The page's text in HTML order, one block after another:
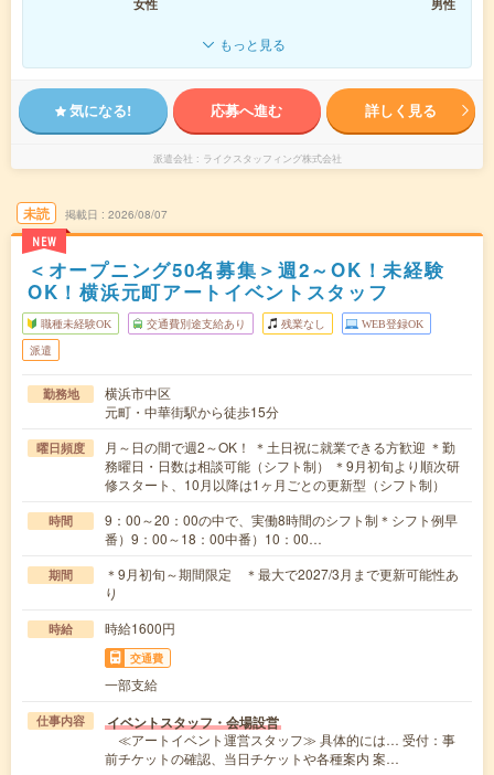
女性 男性
もっと見る
気になる! 応募へ進む 詳しく見る
派遣会社 ライクスタッフィング株式会社
未読
NEW
掲載日 2026/08/07
＜オープニング50名募集＞週2～OK！未経験
OK！横浜元町アートイベントスタッフ
職種未経験OK 交通費別途支給あり 残業なし WEB登録OK
派遣
勤務地
横浜市中区
元町・中華街駅から徒歩15分
曜日頻度
月～日の間で週2～OK！ ＊土日祝に就業できる方歓迎 ＊勤
務曜日・日数は相談可能（シフト制） ＊9月初旬より順次研
修スタート、10月以降は1ヶ月ごとの更新型（シフト制）
時間
9：00～20：00の中で、実働8時間のシフト制＊シフト例早
番）9：00～18：00中番）10：00…
期間
＊9月初旬～期間限定 ＊最大で2027/3月まで更新可能性あ
り
時給 時給1600円
交通費
一部支給
仕事内容 イベントスタッフ・会場設営
≪アートイベント運営スタッフ≫ 具体的には… 受付：事
前チケットの確認、当日チケットや各種案内 案…